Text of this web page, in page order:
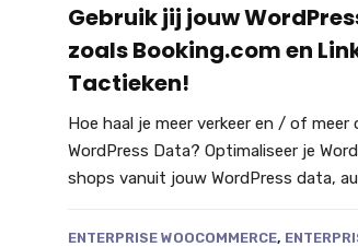
Gebruik jij jouw
zoals Booking.com en
Tactieken!
Hoe haal je meer verkeer en / of
WordPress Data? Optimaliseer je
shops vanuit jouw WordPress data,
ENTERPRISE WOOCOMMERCE,